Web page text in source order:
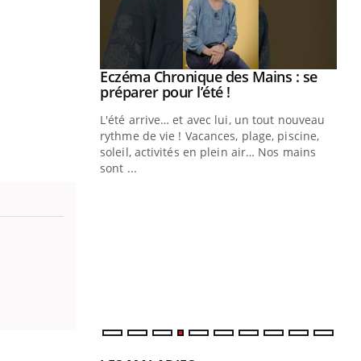
Youtube
Eczéma Chronique des Mains : se
préparer pour l’été !Youtube
L'été arrive… et avec lui, un tout nouveau
rythme de vie ! Vacances, plage, piscine,
soleil, activités en plein air… Nos mains
sont ...